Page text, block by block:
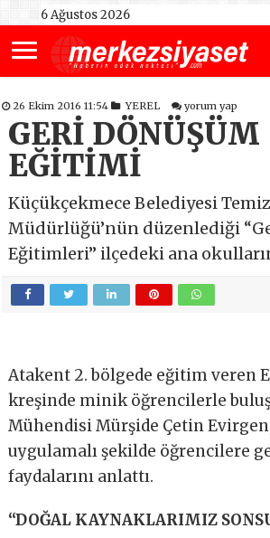
6 Ağustos 2026
26 Ekim 2016 11:54 YEREL yorum yap
GERİ DÖNÜŞÜM
EĞİTİMİ
Küçükçekmece Belediyesi
Müdürlüğü’nün düzenlediği
Eğitimleri’’ ilçedeki ana
Atakent 2. bölgede eğitim veren
kreşinde minik öğrencilerle
Mühendisi Mürşide Çetin
uygulamalı şekilde öğrencilere
faydalarını anlattı.
“DOĞAL KAYNAKLARIMIZ